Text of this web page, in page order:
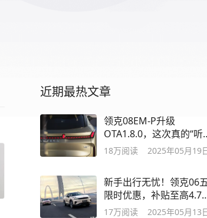
近期最热文章
领克08EM-P升级
OTA1.8.0，这次真的“听
你了！
18万阅读 2025年05月19
新手出行无忧！领克06
限时优惠，补贴至高4.7
万！
17万阅读 2025年05月13